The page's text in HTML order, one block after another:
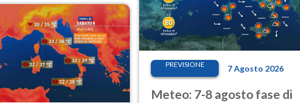
PREVISIONE 7 Agosto 2026
Meteo: 7-8 agosto fase di